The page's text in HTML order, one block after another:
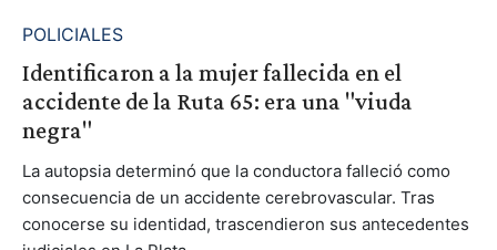
POLICIALES
Identificaron a la mujer fallecida en el
accidente de la Ruta 65: era una "viuda
negra"
La autopsia determinó que la conductora falleció como
consecuencia de un accidente cerebrovascular. Tras
conocerse su identidad, trascendieron sus antecedentes